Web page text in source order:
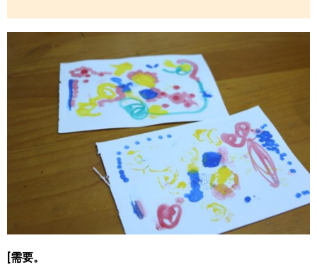
[需要。